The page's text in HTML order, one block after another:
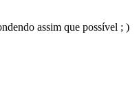
assim que possível ; )